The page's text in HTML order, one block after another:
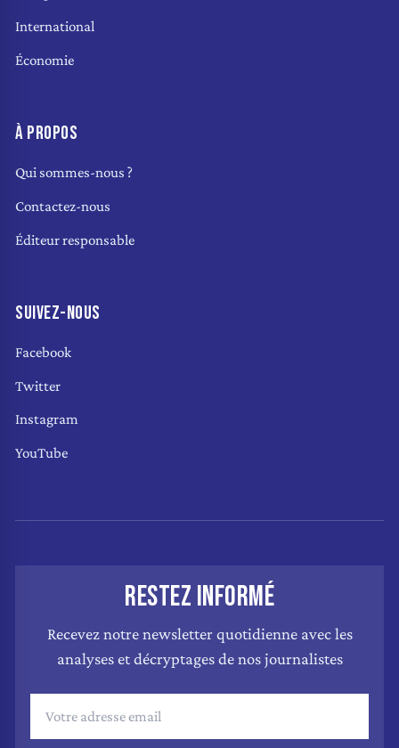
International
Économie
À PROPOS
Qui sommes-nous ?
Contactez-nous
Éditeur responsable
SUIVEZ-NOUS
Facebook
Twitter
Instagram
YouTube
RESTEZ INFORMÉ
Recevez notre newsletter quotidienne avec les
analyses et décryptages de nos journalistes